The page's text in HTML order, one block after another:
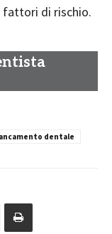
fattori di rischio.
dentale